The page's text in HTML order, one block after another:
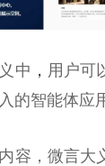
中 ， 用户可
的智能体应
容，微言大